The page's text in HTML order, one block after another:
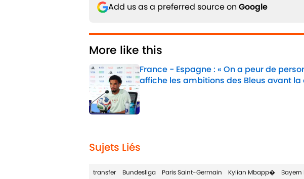
Add us as a preferred source on Google
More like this
France - Espagne : « On a peur de
affiche les ambitions des Bleus avant la
Sujets Liés
transfer Bundesliga Paris Saint-Germain Kylian Mbapp�